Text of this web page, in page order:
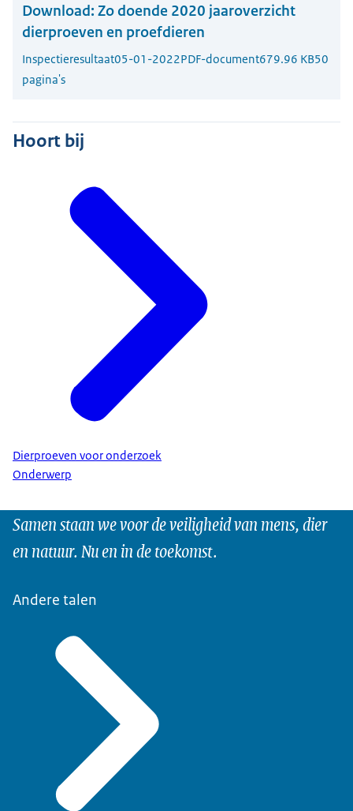
Download: Zo doende 2020 jaaroverzicht
dierproeven en proefdieren
Inspectieresultaat05-01-2022PDF-document679.96 KB50
pagina's
Hoort bij
Dierproeven voor onderzoek
Onderwerp
Samen staan we voor de veiligheid van mens, dier
en natuur. Nu en in de toekomst.
Andere talen